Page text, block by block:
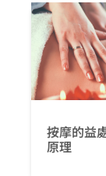
按摩的益
原理